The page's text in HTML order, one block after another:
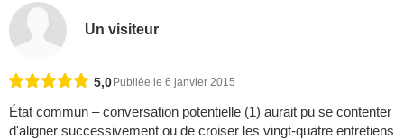
Un visiteur
5,0 Publiée le 6 janvier 2015
État commun – conversation potentielle (1) aurait pu se contenter
d'aligner successivement ou de croiser les vingt-quatre entretiens